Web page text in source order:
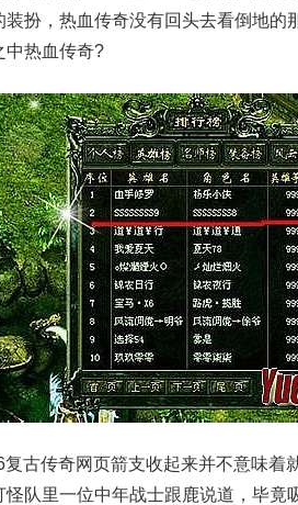
装扮，热血传奇没有回头去看倒地的
中热血传奇?
古传奇网页箭支收起来并不意味着
怪队里一位中年战士跟鹿说道，毕竟